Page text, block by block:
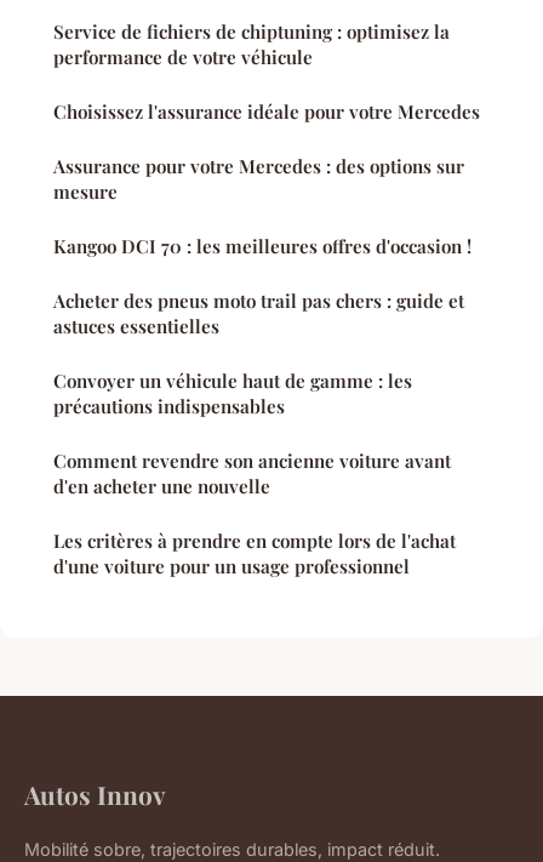
Service de fichiers de chiptuning : optimisez la
performance de votre véhicule
Choisissez l'assurance idéale pour votre Mercedes
Assurance pour votre Mercedes : des options sur
mesure
Kangoo DCI 70 : les meilleures offres d'occasion !
Acheter des pneus moto trail pas chers : guide et
astuces essentielles
Convoyer un véhicule haut de gamme : les
précautions indispensables
Comment revendre son ancienne voiture avant
d'en acheter une nouvelle
Les critères à prendre en compte lors de l'achat
d'une voiture pour un usage professionnel
Autos Innov
Mobilité sobre, trajectoires durables, impact réduit.